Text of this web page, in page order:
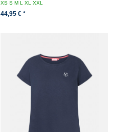
XSSMLXLXXL
44,95 € *